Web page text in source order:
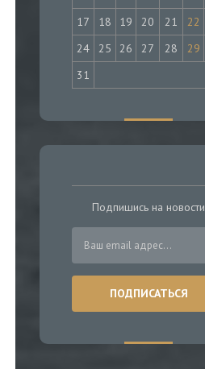
17
18 19 20 21 22
24
25 26 27 28 29
31
Подпишись на новости